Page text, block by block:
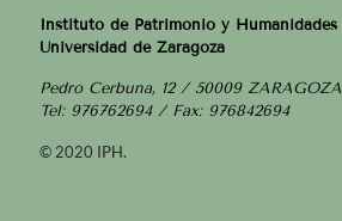
Instituto de Patrimonio y Humanidades
Universidad de Zaragoza
Pedro Cerbuna, 12 / 50009 ZARAGOZA
Tel: 976762694 / Fax: 976842694
© 2020 IPH.